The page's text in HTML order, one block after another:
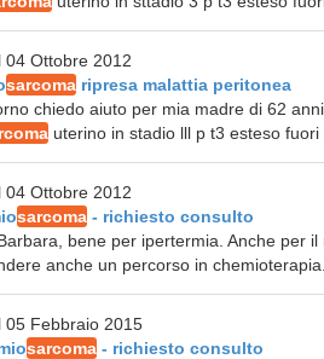
04 Ottobre 2012
sarcoma ripresa malattia peritonea
chiedo aiuto per mia madre di 62
uterino in stadio lll p t3 esteso fuori
04 Ottobre 2012
sarcoma - richiesto consulto
bene per ipertermia. Anche per
anche un percorso in
05 Febbraio 2015
sarcoma - richiesto consulto